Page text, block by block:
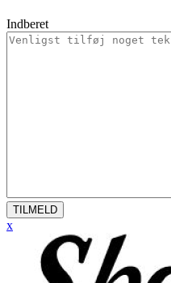
Indberet
TILMELD
x